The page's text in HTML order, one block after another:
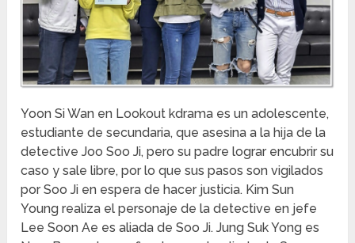
Yoon Si Wan en Lookout kdrama es un adolescente,
estudiante de secundaria, que asesina a la hija de la
detective Joo Soo Ji, pero su padre lograr encubrir su
caso y sale libre, por lo que sus pasos son vigilados
por Soo Ji en espera de hacer justicia. Kim Sun
Young realiza el personaje de la detective en jefe
Lee Soon Ae es aliada de Soo Ji. Jung Suk Yong es